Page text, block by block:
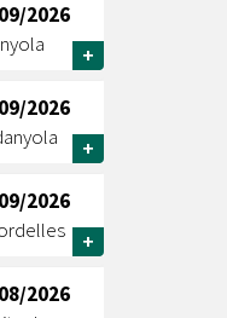
2026
+
2026
+
2026
+
2026